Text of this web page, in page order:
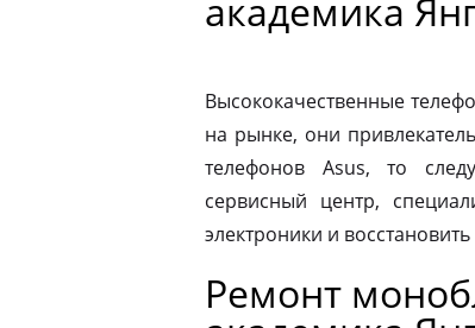
академика
Высококачественные
на рынке, они
телефонов Asus, то
сервисный центр,
электроники и
Ремонт